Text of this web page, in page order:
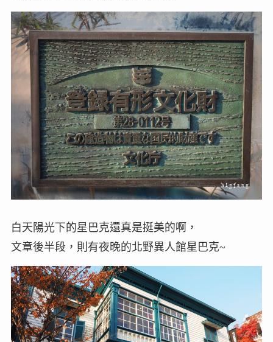
白天陽光下的星巴克還真是挺美的啊，
文章後半段，則有夜晚的北野異人館星巴克~